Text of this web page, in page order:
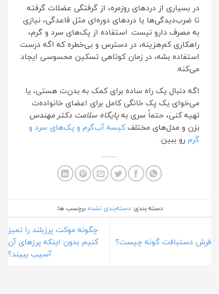
در بسیاری از دردهای روزمره، از گرفتگی عضلات گرفته
تا ضرب‌دیدگی‌ها یا دردهای دوره‌ای مثل قاعدگی، نیازی
به مصرف دارو نیست. استفاده از پک‌های سرد و گرم،
راهکاری کم‌هزینه، در دسترس و بی‌خطره که اگه درست
استفاده بشه، در زمان کوتاهی تسکین محسوسی ایجاد
می‌کنه.
اگه دنبال یک راه ساده برای کمک به بدن‌ت هستی، یا
می‌خوای یک پک خانگی کامل برای اعضای خانواده‌ت
تهیه کنی، حتماً سری بهپایگاه سلامت دکتر مهندس
بزن و مدل‌های مختلفکیسه آب‌گرم و پک‌های سرد و
گرم رو ببین.
دسته بندی:دسته‌بندی نشده برچسب ها:
فرش دستبافت گونه چیست؟
چگونه موکت پرزبلند را تمیز
کنیم بدون اینکه پرزهای آن
آسیب ببیند؟